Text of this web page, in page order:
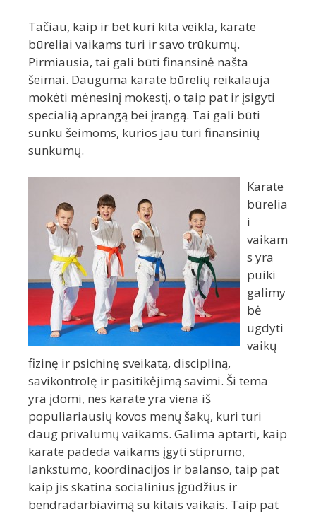
Tačiau, kaip ir bet kuri kita veikla, karate
būreliai vaikams turi ir savo trūkumų.
Pirmiausia, tai gali būti finansinė našta
šeimai. Dauguma karate būrelių reikalauja
mokėti mėnesinį mokestį, o taip pat ir įsigyti
specialią aprangą bei įrangą. Tai gali būti
sunku šeimoms, kurios jau turi finansinių
sunkumų.
Karate
būrelia
i
vaikam
s yra
puiki
galimy
bė
ugdyti
vaikų
fizinę ir psichinę sveikatą, discipliną,
savikontrolę ir pasitikėjimą savimi. Ši tema
yra įdomi, nes karate yra viena iš
populiariausių kovos menų šakų, kuri turi
daug privalumų vaikams. Galima aptarti, kaip
karate padeda vaikams įgyti stiprumo,
lankstumo, koordinacijos ir balanso, taip pat
kaip jis skatina socialinius įgūdžius ir
bendradarbiavimą su kitais vaikais. Taip pat